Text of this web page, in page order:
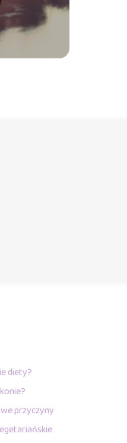
diety?
przyczyny